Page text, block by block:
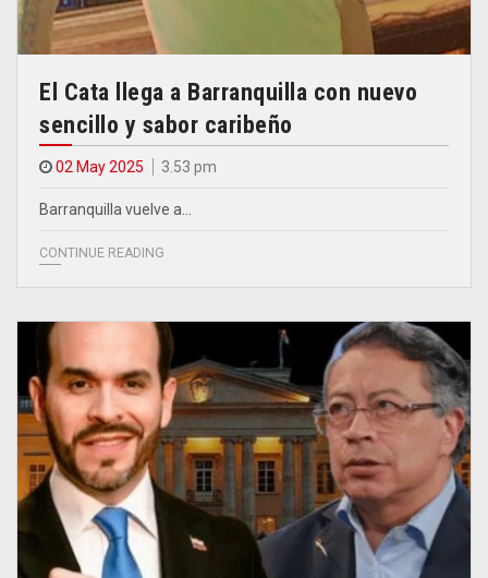
El Cata llega a Barranquilla con nuevo
sencillo y sabor caribeño
02 May 2025 3.53 pm
Barranquilla vuelve a…
CONTINUE READING